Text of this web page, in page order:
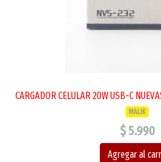
CARGADOR CELULAR 20W USB-C
MALIK
$ 5.990
Agregar al